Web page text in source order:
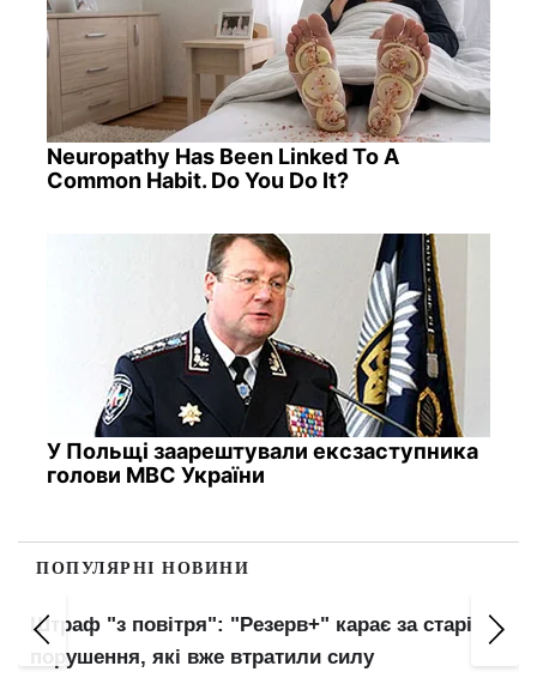
Neuropathy Has Been Linked To A
Common Habit. Do You Do It?
У Польщі заарештували ексзаступника
голови МВС України
ПОПУЛЯРНІ НОВИНИ
Українців автоматично внесуть до баз ТЦК:
нові правила військового обліку